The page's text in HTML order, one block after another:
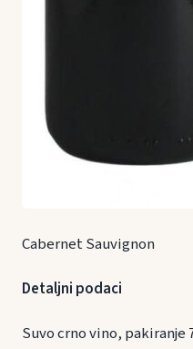
Cabernet Sauvignon
Detaljni podaci
Suvo crno vino,